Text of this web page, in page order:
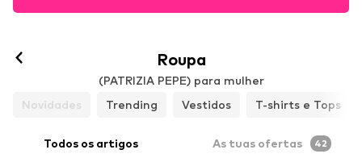
Roupa
(PATRIZIA PEPE) para mulher
Novidades
Trending Vestidos T-shirts e Tops
Todos os artigos As tuas ofertas 42